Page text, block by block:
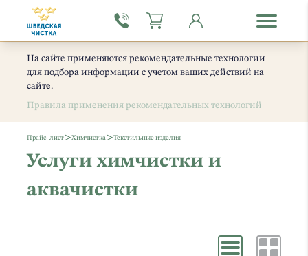
На сайте применяются рекомендательные технологии
для подбора информации с учетом ваших действий на
сайте.
Правила применения рекомендательных технологий
Прайс -лист>Химчистка>Текстильные изделия
Услуги химчистки и
аквачистки